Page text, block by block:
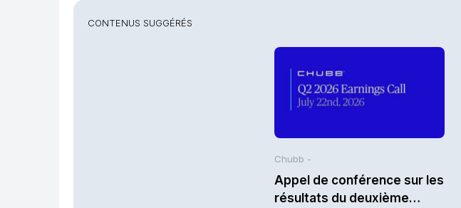
CONTENUS SUGGÉRÉS
Chubb -
Appel de conférence sur les
résultats du deuxième